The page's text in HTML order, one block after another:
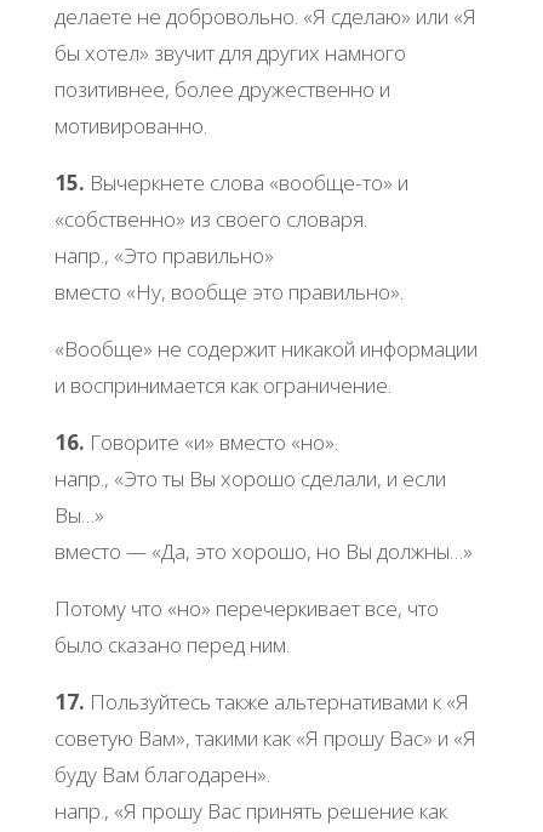
делаете не добровольно. «Я сделаю» или «Я
бы хотел» звучит для других намного
позитивнее, более дружественно и
мотивированно.
15. Вычеркнете слова «вообще-то» и
«собственно» из своего словаря.
напр., «Это правильно»
вместо «Ну, вообще это правильно».
«Вообще» не содержит никакой информации
и воспринимается как ограничение.
16. Говорите «и» вместо «но».
напр., «Это ты Вы хорошо сделали, и если
Вы…»
вместо — «Да, это хорошо, но Вы должны…»
Потому что «но» перечеркивает все, что
было сказано перед ним.
17. Пользуйтесь также альтернативами к «Я
советую Вам», такими как «Я прошу Вас» и «Я
буду Вам благодарен».
напр., «Я прошу Вас принять решение как